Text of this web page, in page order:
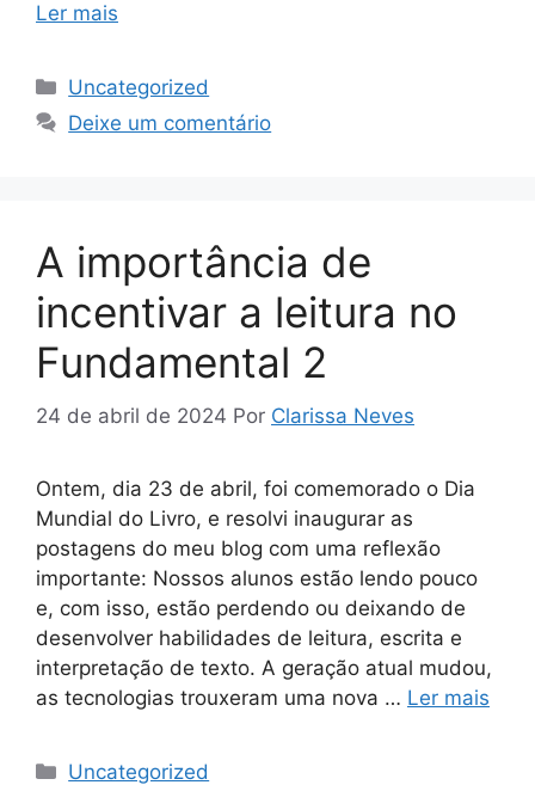
Ler mais
Uncategorized
Deixe um comentário
A importância de
incentivar a leitura no
Fundamental 2
24 de abril de 2024 Por Clarissa Neves
Ontem, dia 23 de abril, foi comemorado o Dia
Mundial do Livro, e resolvi inaugurar as
postagens do meu blog com uma reflexão
importante: Nossos alunos estão lendo pouco
e, com isso, estão perdendo ou deixando de
desenvolver habilidades de leitura, escrita e
interpretação de texto. A geração atual mudou,
as tecnologias trouxeram uma nova … Ler mais
Uncategorized